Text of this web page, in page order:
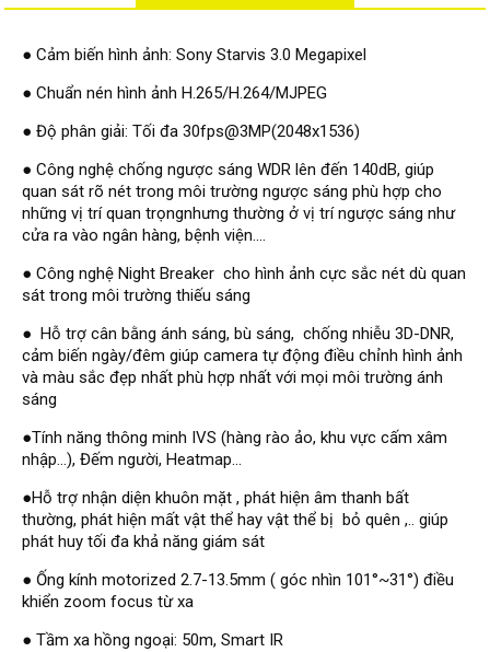
Đầu ghi HIKVISION
Đầu ghi Visionhitech
Đầu ghi Dahua
Đầu ghi KBVISION
Thiết bị chống trộm
Thiết bị chống trộm Paradox
Thiết bị Enforcer
access control
Khóa điện tử VIRO
Khóa điện tử KBVISION
Access control Syris
Giải pháp
LẮP ĐẶT CAMERA TRỌN GÓI
GIẢI PHÁP CAMERA AN NINH
BÁO ĐỘNG CHỐNG TRỘM
GIẢI PHÁP GIÁM SÁT RA VÀO
GIẢI PHÁP NHỎ TRỌN GÓI
Hỗ trợ kỹ thuật
Hướng dẫn sử dụng
Tài liệu kỹ thuật
Tin tức
Liên hệ
● Cảm biến hình ảnh: Sony Starvis 3.0 Megapixel
● Chuẩn nén hình ảnh H.265/H.264/MJPEG
● Độ phân giải: Tối đa 30fps@3MP(2048x1536)
● Công nghệ chống ngược sáng WDR lên đến 140dB, giúp
quan sát rõ nét trong môi trường ngược sáng phù hợp cho
những vị trí quan trọngnhưng thường ở vị trí ngược sáng như
cửa ra vào ngân hàng, bệnh viện....
● Công nghệ Night Breaker cho hình ảnh cực sắc nét dù quan
sát trong môi trường thiếu sáng
● Hỗ trợ cân bằng ánh sáng, bù sáng, chống nhiễu 3D-DNR,
cảm biến ngày/đêm giúp camera tự động điều chỉnh hình ảnh
và màu sắc đẹp nhất phù hợp nhất với mọi môi trường ánh
sáng
●Tính năng thông minh IVS (hàng rào ảo, khu vực cấm xâm
nhập...), Đếm người, Heatmap...
●Hỗ trợ nhận diện khuôn mặt , phát hiện âm thanh bất
thường, phát hiện mất vật thể hay vật thể bị bỏ quên ,.. giúp
phát huy tối đa khả năng giám sát
● Ống kính motorized 2.7-13.5mm ( góc nhìn 101°~31°) điều
khiển zoom focus từ xa
● Tầm xa hồng ngoại: 50m, Smart IR